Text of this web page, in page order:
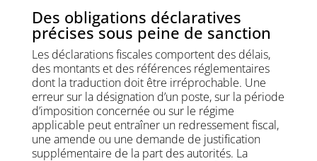
Des obligations déclaratives
précises sous peine de sanction
Les déclarations fiscales comportent des délais,
des montants et des références réglementaires
dont la traduction doit être irréprochable. Une
erreur sur la désignation d’un poste, sur la période
d’imposition concernée ou sur le régime
applicable peut entraîner un redressement fiscal,
une amende ou une demande de justification
supplémentaire de la part des autorités. La